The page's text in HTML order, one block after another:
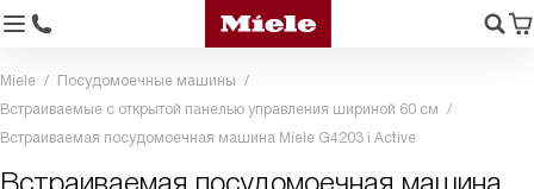
Miele
Посудомоечные машины
Встраиваемые с открытой панелью управления шириной 60 см
Встраиваемая посудомоечная машина Miele G4203 i Active
Встраиваемая посудомоечная машина